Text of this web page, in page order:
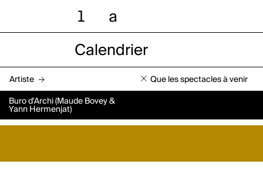
l a
Calendrier
Artiste Que les spectacles à venir
Buro d'Archi (Maude Bovey &
Yann Hermenjat)